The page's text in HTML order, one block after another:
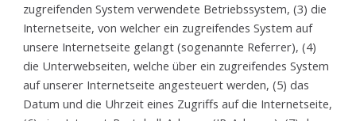
zugreifenden System verwendete Betriebssystem, (3) die
Internetseite, von welcher ein zugreifendes System auf
unsere Internetseite gelangt (sogenannte Referrer), (4)
die Unterwebseiten, welche über ein zugreifendes System
auf unserer Internetseite angesteuert werden, (5) das
Datum und die Uhrzeit eines Zugriffs auf die Internetseite,